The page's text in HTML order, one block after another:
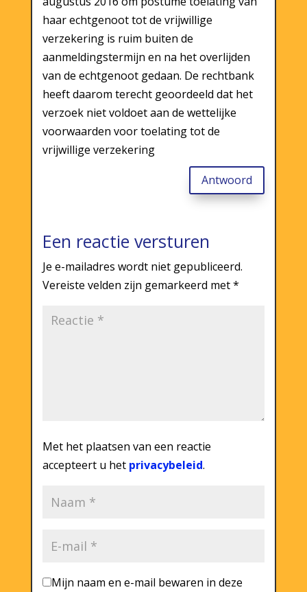
haar echtgenoot tot de vrijwillige
verzekering is ruim buiten de
aanmeldingstermijn en na het overlijden
van de echtgenoot gedaan. De rechtbank
heeft daarom terecht geoordeeld dat het
verzoek niet voldoet aan de wettelijke
voorwaarden voor toelating tot de
vrijwillige verzekering
Antwoord
Een reactie versturen
Je e-mailadres wordt niet gepubliceerd.
Vereiste velden zijn gemarkeerd met*
Met het plaatsen van een reactie
accepteert u het privacybeleid.
Mijn naam en e-mail bewaren in deze